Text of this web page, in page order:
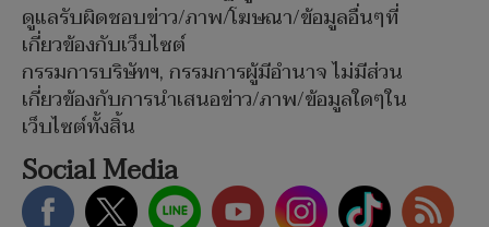
ดูแลรับผิดชอบข่าว/ภาพ/โฆษณา/ข้อมูลอื่นๆที่
เกี่ยวข้องกับเว็บไซต์
กรรมการบริษัทฯ, กรรมการผู้มีอำนาจ ไม่มีส่วน
เกี่ยวข้องกับการนำเสนอข่าว/ภาพ/ข้อมูลใดๆใน
เว็บไซต์ทั้งสิ้น
Social Media